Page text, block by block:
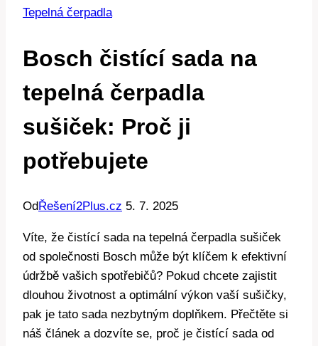
Tepelná čerpadla
Bosch čistící sada na
tepelná čerpadla
sušiček: Proč ji
potřebujete
Od Řešení2Plus.cz 5. 7. 2025
Víte, že čistící sada ⁣na tepelná čerpadla sušiček
od společnosti Bosch může být klíčem k​ efektivní
údržbě vašich spotřebičů? Pokud chcete zajistit
dlouhou životnost a optimální⁢ výkon vaší sušičky,⁣
pak‍ je tato ⁢sada nezbytným doplňkem.‌ Přečtěte si
náš ‌článek a dozvíte⁤ se, proč je čistící⁢ sada od